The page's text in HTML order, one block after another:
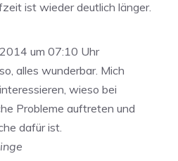
ist wieder deutlich länger.
um 07:10 Uhr
alles wunderbar. Mich
wieso bei
Probleme auftreten und
dafür ist.